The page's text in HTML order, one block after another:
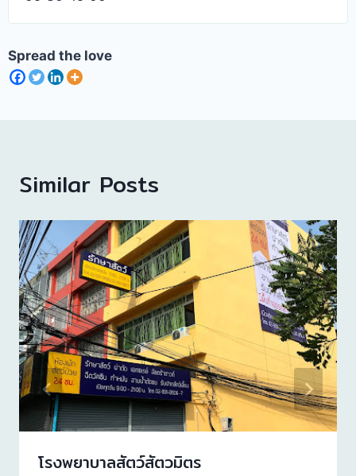
Spread the love
Similar Posts
โรงพยาบาลสัตว์สัตวมิตร